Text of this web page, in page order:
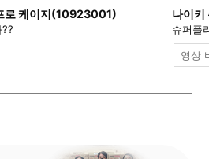
로 케이지(10923001) 나이
슈퍼플
영상